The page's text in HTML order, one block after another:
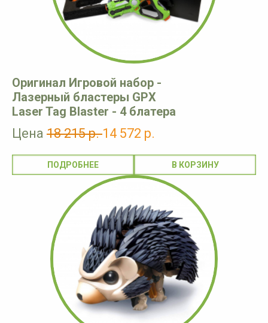
Оригинал Игровой набор -
Лазерный бластеры GPX
Laser Tag Blaster - 4 блатера
Цена 18 215 р.14 572 р.
ПОДРОБНЕЕ